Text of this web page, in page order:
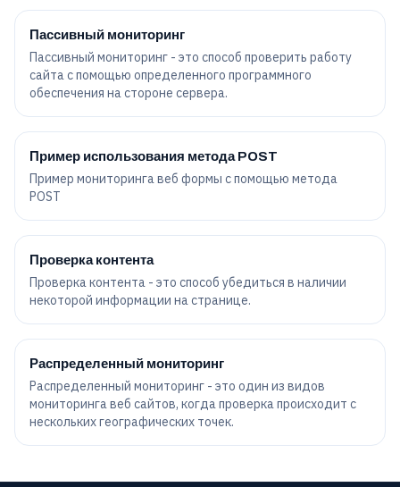
Пассивный мониторинг
Пассивный мониторинг - это способ проверить работу
сайта с помощью определенного программного
обеспечения на стороне сервера.
Пример использования метода POST
Пример мониторинга веб формы с помощью метода
POST
Проверка контента
Проверка контента - это способ убедиться в наличии
некоторой информации на странице.
Распределенный мониторинг
Распределенный мониторинг - это один из видов
мониторинга веб сайтов, когда проверка происходит с
нескольких географических точек.